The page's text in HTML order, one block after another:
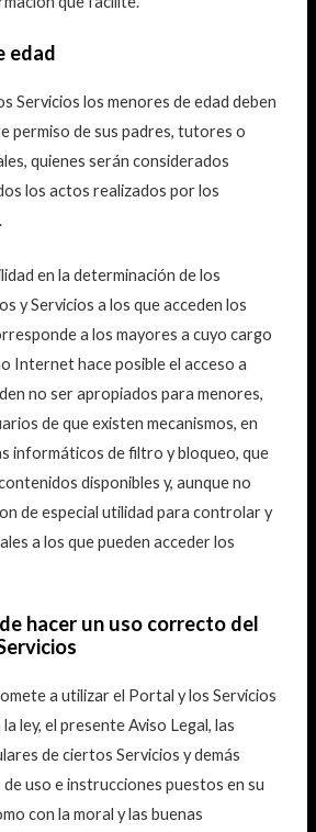
edad
Servicios los menores de edad deben
permiso de sus padres, tutores o
quienes serán considerados
los actos realizados por los
en la determinación de los
y Servicios a los que acceden los
a los mayores a cuyo cargo
Internet hace posible el acceso a
no ser apropiados para menores,
de que existen mecanismos, en
informáticos de filtro y bloqueo, que
disponibles y, aunque no
de especial utilidad para controlar y
a los que pueden acceder los
hacer un uso correcto del
a utilizar el Portal y los Servicios
ley, el presente Aviso Legal, las
de ciertos Servicios y demás
uso e instrucciones puestos en su
con la moral y las buenas